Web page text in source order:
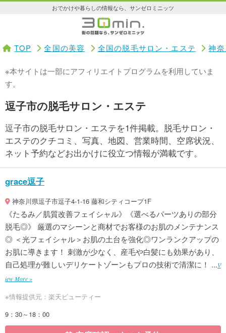
おでかけや暮らしの情報なら、サンゼロミニッツ
TOP 全国の美容 全国の脱毛サロン・エステ 神
※本サイトは一部にアフィリエイトプログラムを利用していま
す。
逗子市の脱毛サロン・エステ
逗子市の脱毛サロン・エステを1件掲載。脱毛サロン・
エステのクチコミ、写真、地図、営業時間、空席状況、
ネット予約などお出かけに役立つ情報が満載です。
grace逗子
神奈川県逗子市逗子4-1-16 藤和シティコープ1F
《たるみ／肌質改善フェイシャル》《選べるパーツありの部分
脱毛◎》 厳選のマシーンと商材でお客様のお肌のメンテナンス
◎ ＜光フェイシャル＞お肌の土台を強化◎ワンランクアップの
お肌に導きます！ 刺激が少なく、産毛や白髪にも効果があり、
自己処理が難しいデリケートゾーンもプロの技術で清潔に！ ...V
iew More »
※情報提供元：楽天ビューティー
9：30～18：00